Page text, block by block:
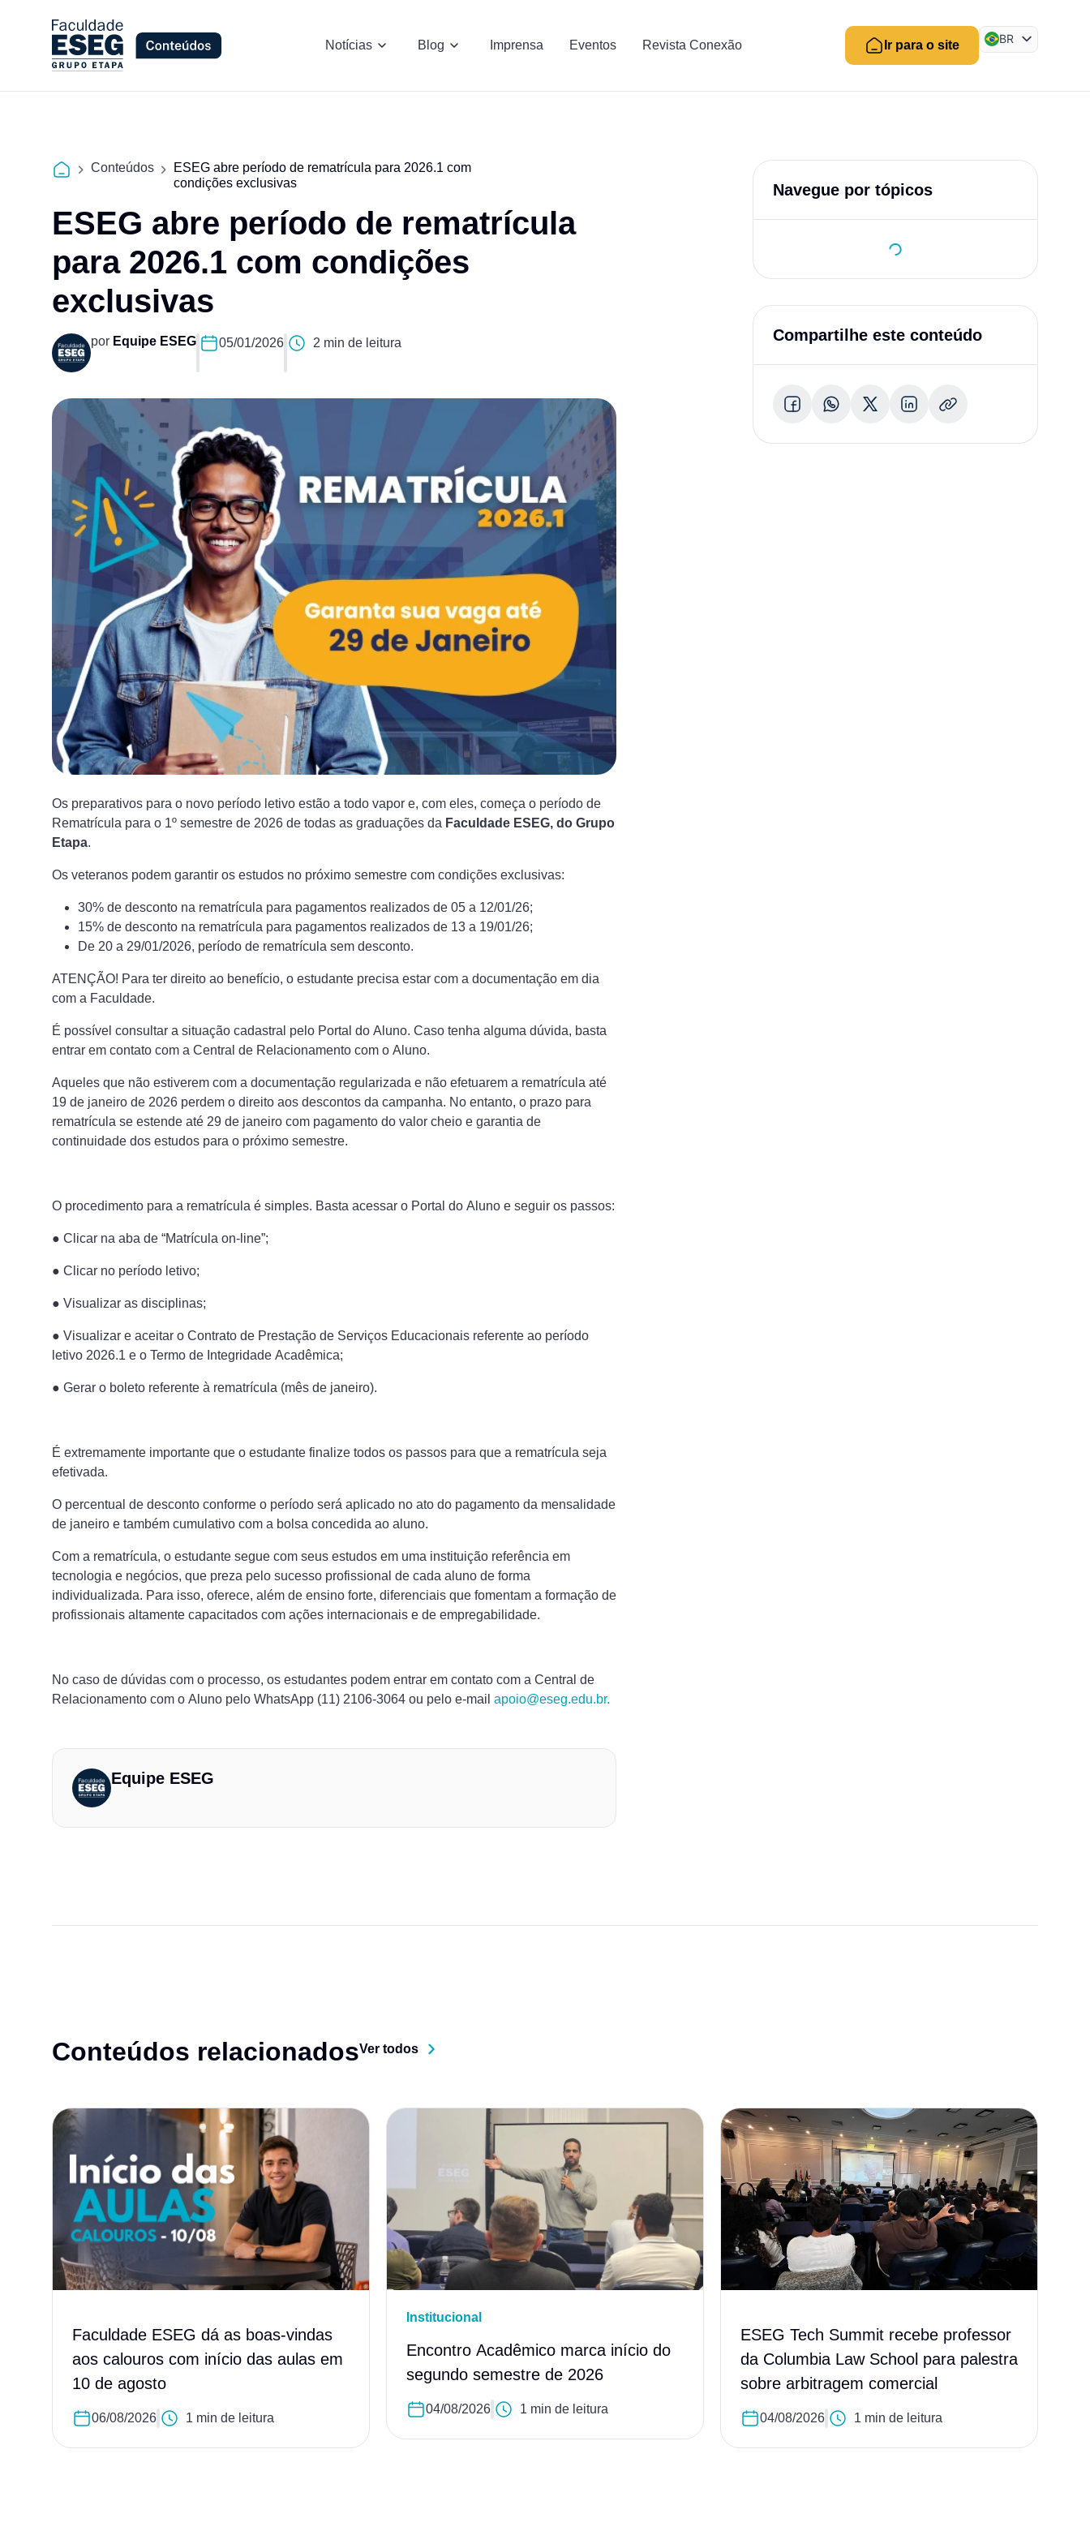
Notícias Blog Imprensa Eventos Revista Conexão Ir para o site
BR
ES
Conteúdos
ESEG abre período de rematrícula para 2026.1 com
condições exclusivas
ESEG abre período de rematrícula
para 2026.1 com condições
exclusivas
por Equipe ESEG 05/01/2026 2 min de leitura
Os preparativos para o novo período letivo estão a todo vapor e, com eles, começa o período de
Rematrícula para o 1º semestre de 2026 de todas as graduações da Faculdade ESEG, do Grupo
Etapa.
Os veteranos podem garantir os estudos no próximo semestre com condições exclusivas:
30% de desconto na rematrícula para pagamentos realizados de 05 a 12/01/26;
15% de desconto na rematrícula para pagamentos realizados de 13 a 19/01/26;
De 20 a 29/01/2026, período de rematrícula sem desconto.
ATENÇÃO! Para ter direito ao benefício, o estudante precisa estar com a documentação em dia
com a Faculdade.
É possível consultar a situação cadastral pelo Portal do Aluno. Caso tenha alguma dúvida, basta
entrar em contato com a Central de Relacionamento com o Aluno.
Aqueles que não estiverem com a documentação regularizada e não efetuarem a rematrícula até
19 de janeiro de 2026 perdem o direito aos descontos da campanha. No entanto, o prazo para
rematrícula se estende até 29 de janeiro com pagamento do valor cheio e garantia de
continuidade dos estudos para o próximo semestre.
O procedimento para a rematrícula é simples. Basta acessar o Portal do Aluno e seguir os passos:
● Clicar na aba de “Matrícula on-line”;
● Clicar no período letivo;
● Visualizar as disciplinas;
● Visualizar e aceitar o Contrato de Prestação de Serviços Educacionais referente ao período
letivo 2026.1 e o Termo de Integridade Acadêmica;
● Gerar o boleto referente à rematrícula (mês de janeiro).
É extremamente importante que o estudante finalize todos os passos para que a rematrícula seja
efetivada.
O percentual de desconto conforme o período será aplicado no ato do pagamento da mensalidade
de janeiro e também cumulativo com a bolsa concedida ao aluno.
Com a rematrícula, o estudante segue com seus estudos em uma instituição referência em
tecnologia e negócios, que preza pelo sucesso profissional de cada aluno de forma
individualizada. Para isso, oferece, além de ensino forte, diferenciais que fomentam a formação de
profissionais altamente capacitados com ações internacionais e de empregabilidade.
No caso de dúvidas com o processo, os estudantes podem entrar em contato com a Central de
Relacionamento com o Aluno pelo WhatsApp (11) 2106-3064 ou pelo e-mail apoio@eseg.edu.br.
Equipe ESEG
Navegue por tópicos
Compartilhe este conteúdo
Conteúdos relacionadosVer todos
Faculdade ESEG dá as boas-vindas
aos calouros com início das aulas em
10 de agosto
06/08/2026 1 min de leitura
Institucional
Encontro Acadêmico marca início do
segundo semestre de 2026
04/08/2026 1 min de leitura
ESEG Tech Summit recebe professor
da Columbia Law School para palestra
sobre arbitragem comercial
04/08/2026 1 min de leitura